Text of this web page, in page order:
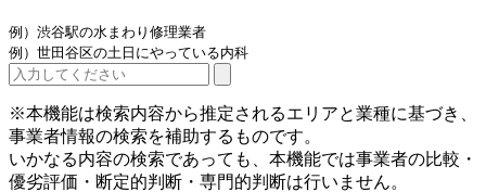
例）渋谷駅の水まわり修理業者
例）世田谷区の土日にやっている内科
※本機能は検索内容から推定されるエリアと業種に基づき、
事業者情報の検索を補助するものです。
いかなる内容の検索であっても、本機能では事業者の比較・
優劣評価・断定的判断・専門的判断は行いません。